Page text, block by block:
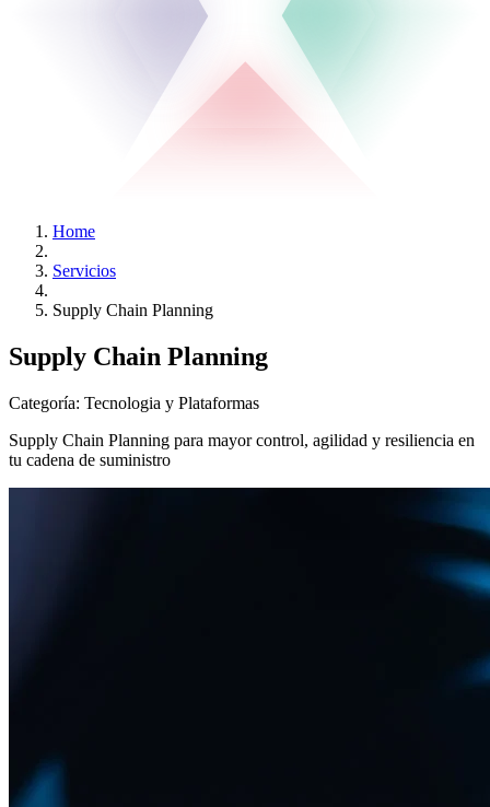
Home
Servicios
Supply Chain Planning
Supply Chain Planning
Categoría: Tecnologia y Plataformas
Supply Chain Planning para mayor control, agilidad y resiliencia en
tu cadena de suministro